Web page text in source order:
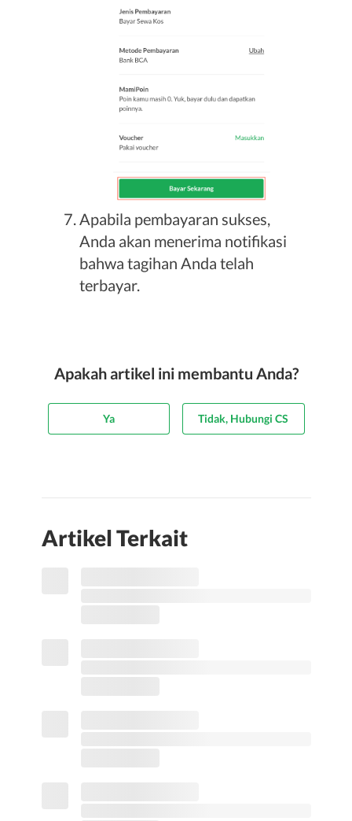
Apabila pembayaran sukses,
Anda akan menerima notifikasi
bahwa tagihan Anda telah
terbayar.
Apakah artikel ini membantu Anda?
Ya Tidak, Hubungi CS
Artikel Terkait